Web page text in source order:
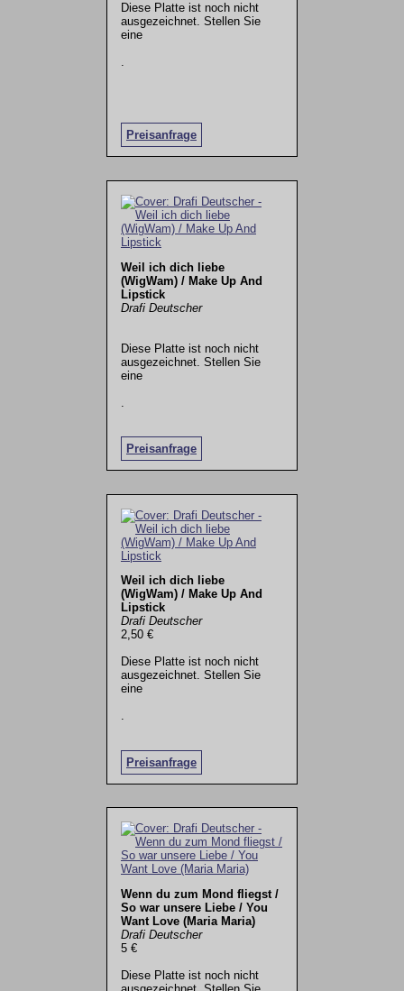
Diese Platte ist noch nicht
ausgezeichnet. Stellen Sie
eine
Preisanfrage
.
Weil ich dich liebe
(WigWam) / Make Up And
Lipstick
Drafi Deutscher
Diese Platte ist noch nicht
ausgezeichnet. Stellen Sie
eine
Preisanfrage
Weil ich dich liebe
(WigWam) / Make Up And
Lipstick
Drafi Deutscher
2,50 €
Diese Platte ist noch nicht
ausgezeichnet. Stellen Sie
eine
Preisanfrage
.
Wenn du zum Mond fliegst /
So war unsere Liebe / You
Want Love (Maria Maria)
Drafi Deutscher
5 €
Diese Platte ist noch nicht